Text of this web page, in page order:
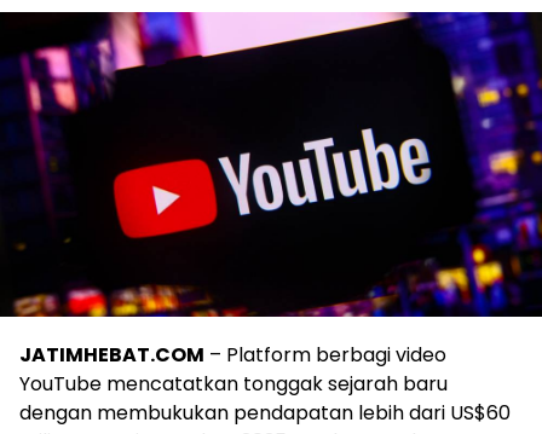
JATIMHEBAT.COM – Platform berbagi video
YouTube mencatatkan tonggak sejarah baru
dengan membukukan pendapatan lebih dari US$60